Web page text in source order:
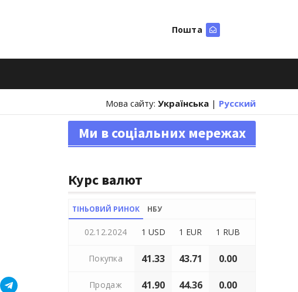
Пошта
Мова сайту: Українська | Русский
Ми в соціальних мережах
Курс валют
ТІНЬОВИЙ РИНОК НБУ
02.12.2024 1 USD 1 EUR 1 RUB
Покупка 41.33 43.71 0.00
Продаж 41.90 44.36 0.00